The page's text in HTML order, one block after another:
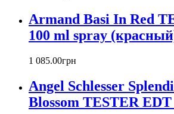
Bill Blass
Biotherm
Blumarine
Bond № 9
Boucheron
Bourjois
Britney Spears
Armand Basi In Red
100 ml spray
1 085.00грн
Angel Schlesser
Blossom TESTER